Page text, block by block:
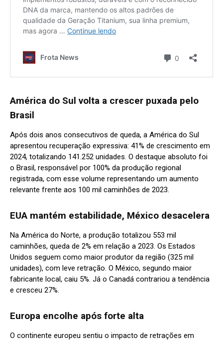
América do Sul volta a crescer puxada pelo
Brasil
Após dois anos consecutivos de queda, a América do Sul
apresentou recuperação expressiva: 41% de crescimento em
2024, totalizando 141.252 unidades. O destaque absoluto foi
o Brasil, responsável por 100% da produção regional
registrada, com esse volume representando um aumento
relevante frente aos 100 mil caminhões de 2023.
EUA mantém estabilidade, México desacelera
Na América do Norte, a produção totalizou 553 mil
caminhões, queda de 2% em relação a 2023. Os Estados
Unidos seguem como maior produtor da região (325 mil
unidades), com leve retração. O México, segundo maior
fabricante local, caiu 5%. Já o Canadá contrariou a tendência
e cresceu 27%.
Europa encolhe após forte alta
O continente europeu sentiu o impacto de retrações em